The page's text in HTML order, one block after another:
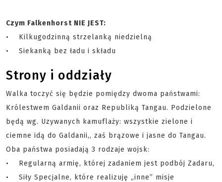
Czym Falkenhorst NIE JEST:
• Kilkugodzinną strzelanką niedzielną
• Siekanką bez ładu i składu
Strony i oddziały
Walka toczyć się będzie pomiędzy dwoma państwami:
Królestwem Galdanii oraz Republiką Tangau. Podzielone
będą wg. Uzywanych kamuflaży: wszystkie zielone i
ciemne idą do Galdanii,, zaś brązowe i jasne do Tangau.
Oba państwa posiadają 3 rodzaje wojsk:
• Regularną armię, której zadaniem jest podbój Zadaru,
• Siły Specjalne, które realizuję „inne” misje